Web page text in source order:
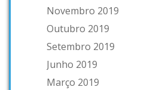
Novembro 2019
Outubro 2019
Setembro 2019
Junho 2019
Março 2019